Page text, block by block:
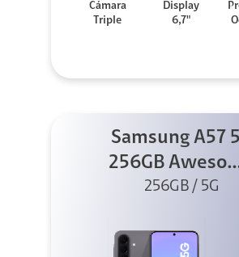
Cámara
Triple
Display
6,7"
Samsung A57
256GB
Gray
256GB / 5G